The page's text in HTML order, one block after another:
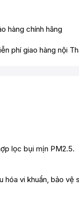
hàng chính hãng
phí giao hàng nội
lọc bụi mịn PM2.5.
hóa vi khuẩn, bảo vệ